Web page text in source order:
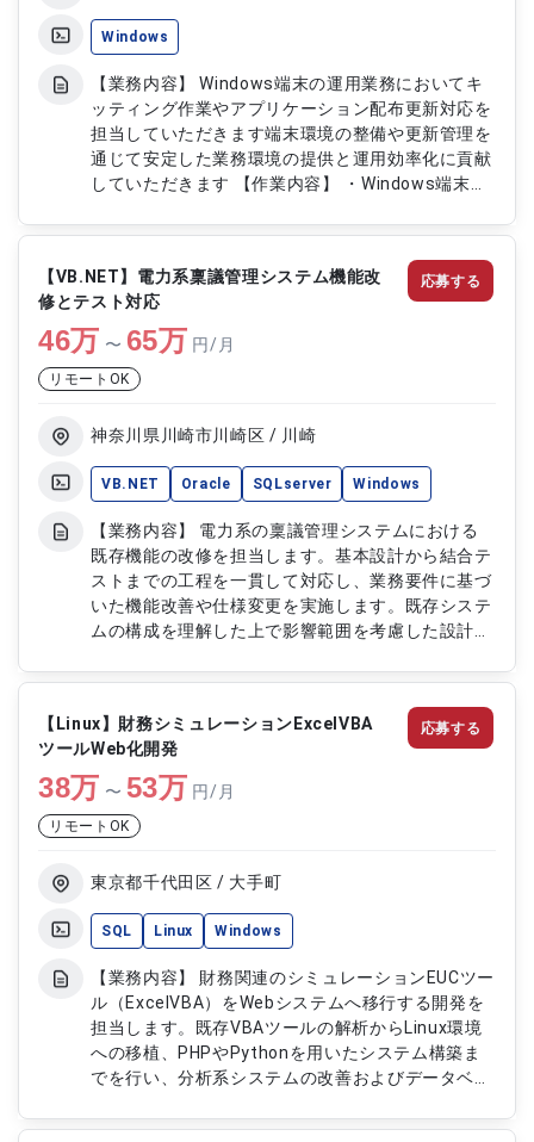
Windows
【業務内容】 Windows端末の運用業務においてキ
ッティング作業やアプリケーション配布更新対応を
担当していただきます端末環境の整備や更新管理を
通じて安定した業務環境の提供と運用効率化に貢献
していただきます 【作業内容】 ・Windows端末の
更新プログラム対応 ・端末設定および環境構築 ・
運用手順に基づく作業実施 ・不具合対応および問
い合わせ対応
【VB.NET】電力系稟議管理システム機能改
修とテスト対応
46万 〜 65万 円/月
リモートOK
神奈川県川崎市川崎区 / 川崎
VB.NET Oracle SQLserver Windows
【業務内容】 電力系の稟議管理システムにおける
既存機能の改修を担当します。基本設計から結合テ
ストまでの工程を一貫して対応し、業務要件に基づ
いた機能改善や仕様変更を実施します。既存システ
ムの構成を理解した上で影響範囲を考慮した設計お
テム運用に貢献します。 【作業内容】 ・基本設計
書の作成および修正 ・既存機能の改修対応 ・詳細
設計および実装 ・単体テストの実施 ・結合テスト
の実施 ・影響範囲の調査および対応 ・不具合修正
および検証対応
応募する
【Linux】財務シミュレーションExcelVBA
ツールWeb化開発
38万 〜 53万 円/月
リモートOK
東京都千代田区 / 大手町
SQL Linux Windows
【業務内容】 財務関連のシミュレーションEUCツー
ル（ExcelVBA）をWebシステムへ移行する開発を
担当します。既存VBAツールの解析からLinux環境
への移植、PHPやPythonを用いたシステム構築ま
でを行い、分析系システムの改善およびデータベー
ExcelVBAツールの解析およびWebシステムへの移
応募する